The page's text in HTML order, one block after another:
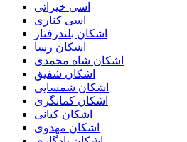
اسی خیراتی
اسی کناری
اشکان بلندرفتار
اشکان رسا
اشکان شاه محمدی
اشکان شفیق
اشکان شمسایی
اشکان‌ کمانگری
اشکان کیانی
اشکان مهدوی